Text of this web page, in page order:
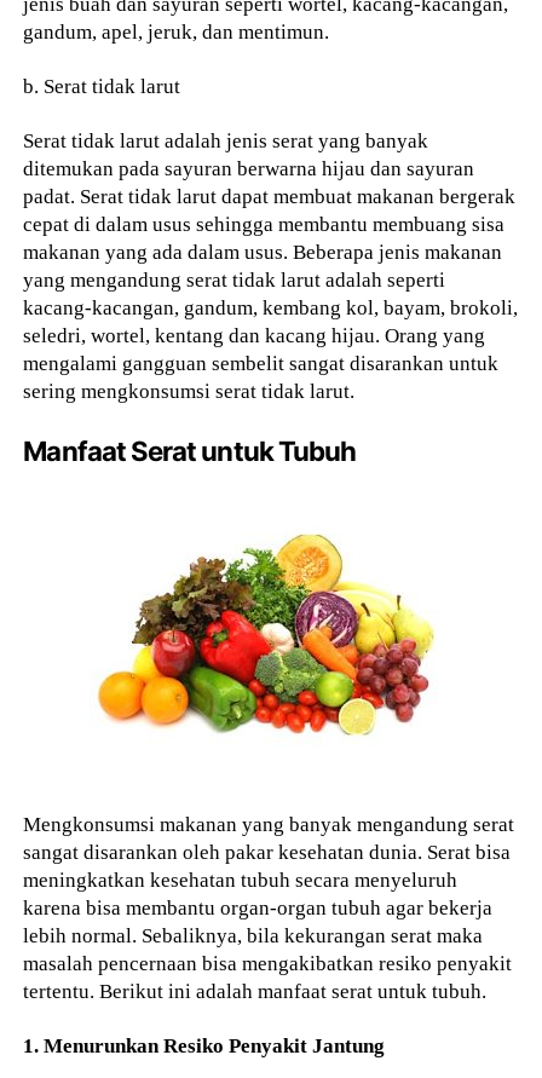
gandum, apel, jeruk, dan mentimun.
b. Serat tidak larut
Serat tidak larut adalah jenis serat yang banyak
ditemukan pada sayuran berwarna hijau dan sayuran
padat. Serat tidak larut dapat membuat makanan bergerak
cepat di dalam usus sehingga membantu membuang sisa
makanan yang ada dalam usus. Beberapa jenis makanan
yang mengandung serat tidak larut adalah seperti
kacang-kacangan, gandum, kembang kol, bayam, brokoli,
seledri, wortel, kentang dan kacang hijau. Orang yang
mengalami gangguan sembelit sangat disarankan untuk
sering mengkonsumsi serat tidak larut.
Manfaat Serat untuk Tubuh
Mengkonsumsi makanan yang banyak mengandung serat
sangat disarankan oleh pakar kesehatan dunia. Serat bisa
meningkatkan kesehatan tubuh secara menyeluruh
karena bisa membantu organ-organ tubuh agar bekerja
lebih normal. Sebaliknya, bila kekurangan serat maka
masalah pencernaan bisa mengakibatkan resiko penyakit
tertentu. Berikut ini adalah manfaat serat untuk tubuh.
1. Menurunkan Resiko Penyakit Jantung